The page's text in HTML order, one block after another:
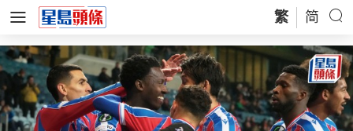
繁 简